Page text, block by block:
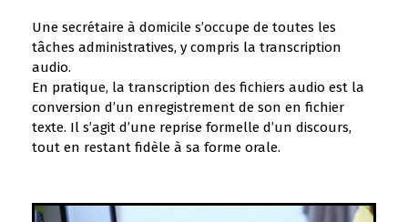
Une secrétaire à domicile s’occupe de toutes les
tâches administratives, y compris la transcription
audio.
En pratique, la transcription des fichiers audio est la
conversion d’un enregistrement de son en fichier
texte. Il s’agit d’une reprise formelle d’un discours,
tout en restant fidèle à sa forme orale.